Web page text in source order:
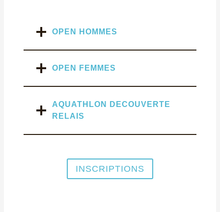
OPEN HOMMES
OPEN FEMMES
AQUATHLON DECOUVERTE
RELAIS
INSCRIPTIONS